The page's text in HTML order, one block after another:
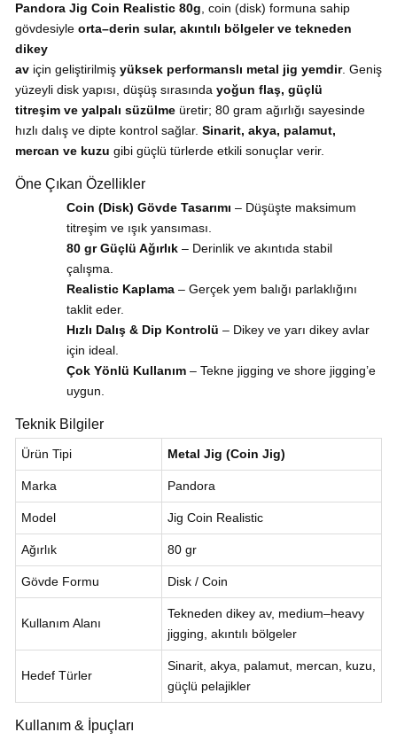
Pandora Jig Coin Realistic 80g , coin (disk) formuna sahip
gövdesiyle orta–derin sular, akıntılı bölgeler ve tekneden
dikey
aviçin geliştirilmiş yüksek performanslı metal jig yemdir. Geniş
yüzeyli disk yapısı, düşüş sırasında yoğun flaş, güçlü
titreşim ve yalpalı süzülmeüretir; 80 gram ağırlığı sayesinde
hızlı dalış ve dipte kontrol sağlar. Sinarit, akya, palamut,
mercan ve kuzu gibi güçlü türlerde etkili sonuçlar verir.
Öne Çıkan Özellikler
Coin (Disk) Gövde Tasarımı – Düşüşte maksimum
titreşim ve ışık yansıması.
80 gr Güçlü Ağırlık– Derinlik ve akıntıda stabil
çalışma.
Realistic Kaplama– Gerçek yem balığı parlaklığını
taklit eder.
Hızlı Dalış & Dip Kontrolü – Dikey ve yarı dikey avlar
için ideal.
Çok Yönlü Kullanım– Tekne jigging ve shore jigging’e
uygun.
Teknik Bilgiler
Ürün Tipi Metal Jig (Coin Jig)
Marka Pandora
Model Jig Coin Realistic
Ağırlık 80 gr
Gövde Formu Disk / Coin
Kullanım Alanı
Tekneden dikey av, medium–heavy
jigging, akıntılı bölgeler
Hedef Türler
Sinarit, akya, palamut, mercan, kuzu,
güçlü pelajikler
Kullanım & İpuçları